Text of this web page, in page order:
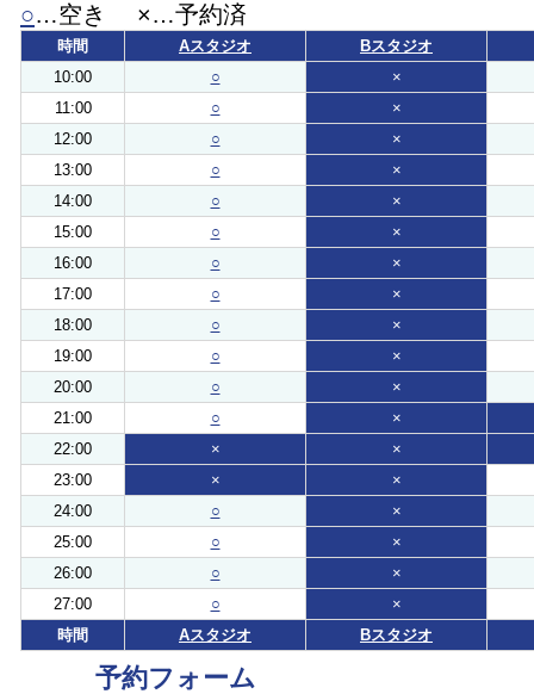
○…空き ×…予約済
時間 Aスタジオ
Bスタジオ
10:00
○
×
11:00
○
×
12:00
○
×
13:00
○
×
14:00
○
×
15:00
○
×
16:00
○
×
17:00
○
×
18:00
○
×
19:00
○
×
20:00
○
×
21:00
○
×
22:00
×
×
23:00
×
×
24:00
○
×
25:00
○
×
26:00
○
×
27:00
○
×
時間
Aスタジオ Bスタジオ
予約フォーム